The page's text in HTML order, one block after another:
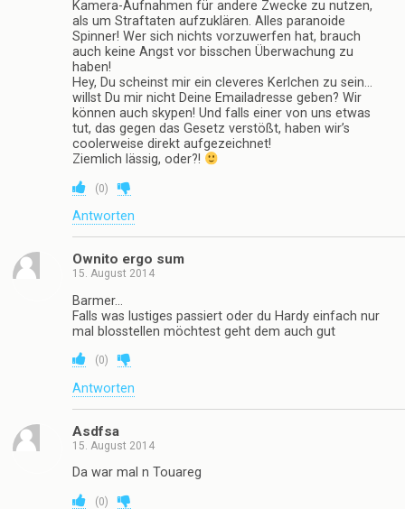
Kamera-Aufnahmen für andere Zwecke zu nutzen,
als um Straftaten aufzuklären. Alles paranoide
Spinner! Wer sich nichts vorzuwerfen hat, brauch
auch keine Angst vor bisschen Überwachung zu
haben!
Hey, Du scheinst mir ein cleveres Kerlchen zu sein…
willst Du mir nicht Deine Emailadresse geben? Wir
können auch skypen! Und falls einer von uns etwas
tut, das gegen das Gesetz verstößt, haben wir’s
coolerweise direkt aufgezeichnet!
Ziemlich lässig, oder?!
(0)
Antworten
Ownito ergo sum
15. August 2014
Barmer…
Falls was lustiges passiert oder du Hardy einfach nur
mal blosstellen möchtest geht dem auch gut
(0)
Antworten
Asdfsa
15. August 2014
Da war mal n Touareg
(0)